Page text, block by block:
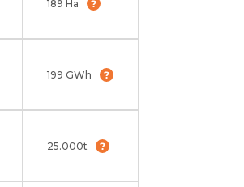
189 Ha
199 GWh
25.000t